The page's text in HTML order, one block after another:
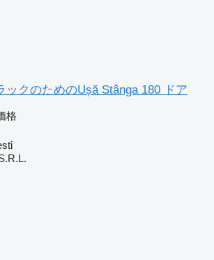
ックのためのUșă Stânga 180 ドア
格